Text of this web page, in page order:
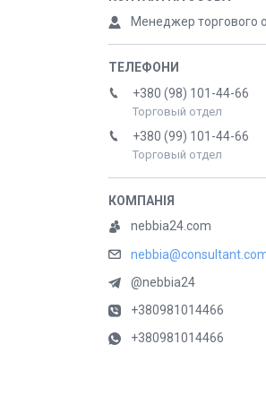
Менеджер торгового
+380 (98) 101-44-66
Торговый отдел
+380 (99) 101-44-66
Торговый отдел
nebbia24.com
@nebbia24
+380981014466
+380981014466